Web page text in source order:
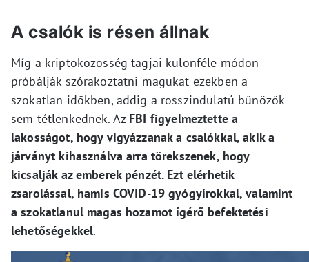
A csalók is résen állnak
Míg a kriptoközösség tagjai különféle módon
próbálják szórakoztatni magukat ezekben a
szokatlan időkben, addig a rosszindulatú bűnözők
sem tétlenkednek. Az FBI figyelmeztette a
lakosságot, hogy vigyázzanak a csalókkal, akik a
járványt kihasználva arra törekszenek, hogy
kicsalják az emberek pénzét. Ezt elérhetik
zsarolással, hamis COVID-19 gyógyírokkal, valamint
a szokatlanul magas hozamot ígérő befektetési
lehetőségekkel.